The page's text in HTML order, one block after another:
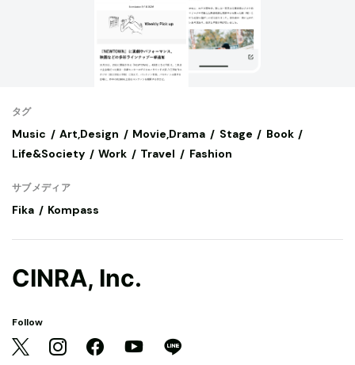
タグ
Music Art,Design Movie,Drama Stage
Book
Life&Society
Work Travel Fashion
サブメディア
Fika Kompass
CINRA, Inc.
Follow